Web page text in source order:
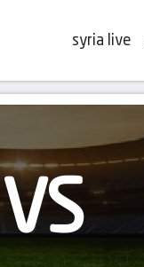
syria live
VS